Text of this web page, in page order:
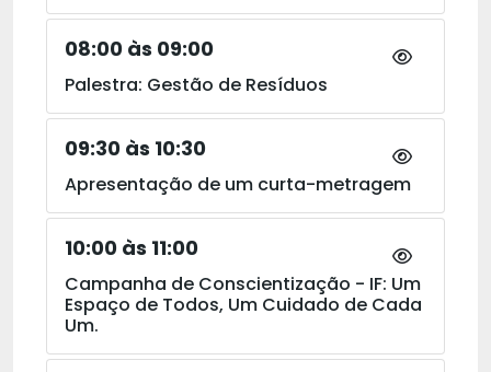
08:00 às 09:00
Palestra: Gestão de Resíduos
09:30 às 10:30
Apresentação de um curta-metragem
10:00 às 11:00
Campanha de Conscientização - IF: Um
Espaço de Todos, Um Cuidado de Cada
Um.